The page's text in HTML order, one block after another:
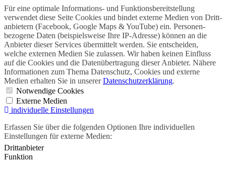
Für eine optimale Informations- und Funktions­bereitstellung
verwendet diese Seite Cookies und bindet externe Medien von Dritt­
anbietern (Facebook, Google Maps & YouTube) ein. Personen­
bezogene Daten (beispielsweise Ihre IP-Adresse) können an die
Anbieter dieser Services übermittelt werden. Sie entscheiden,
welche externen Medien Sie zulassen. Wir haben keinen Einfluss
auf die Cookies und die Daten­übertragung dieser Anbieter. Nähere
Informationen zum Thema Datenschutz, Cookies und externe
Medien erhalten Sie in unsererDatenschutzerklärung.
Notwendige Cookies
Externe Medien
individuelle Einstellungen
Erfassen Sie über die folgenden Optionen Ihre individuellen
Einstellungen für externe Medien:
Drittanbieter
Funktion